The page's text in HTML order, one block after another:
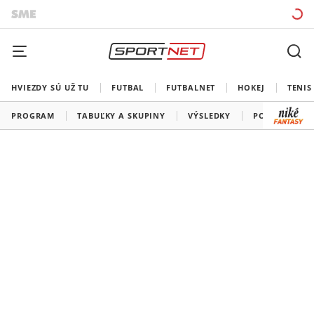
HVIEZDY SÚ UŽ TU FUTBAL FUTBALNET HOKEJ TENIS
PROGRAM TABUĽKY A SKUPINY VÝSLEDKY PORADIE